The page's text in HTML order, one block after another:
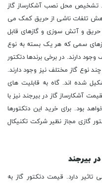
تشخیص محل نصب آشکارساز گاز
تلفات ناشی از حریق کمک می
حریق و آتش سوزی و گازهای قابل
سمی که هر یک بسته به نوع
دارند. در برخی برندها دتکتور
نوع گاز مختلف نیز وجود دارند.
شده اند. گاه به قابلیت های
آشکارساز گاز در بیرجند نیز با
بود. برای خرید این دتکتورها
گازی مجاز نظیر شرکت تکنیکال
بیرجند
تاثیر دارد. قیمت دتکتور گاز به